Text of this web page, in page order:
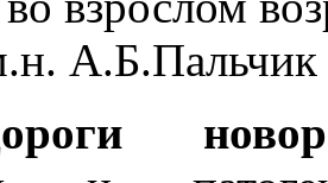
А.Б.Пальчик